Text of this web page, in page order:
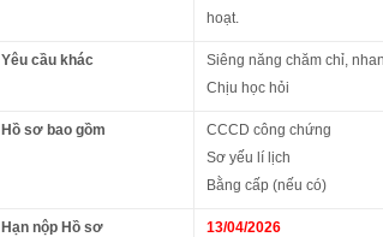
hoạt.
Yêu cầu khác
Siêng năng chăm chỉ,
Chịu học hỏi
Hồ sơ bao gồm
CCCD công chứng
Sơ yếu lí lịch
Bằng cấp (nếu có)
Hạn nộp Hồ sơ 13/04/2026